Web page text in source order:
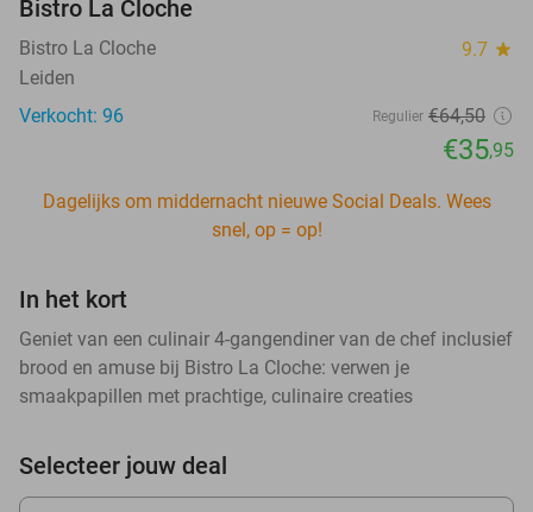
Bistro La Cloche
Bistro La Cloche 9.7 star
Leiden
Verkocht: 96
Regulier €64,50
€35,95
Dagelijks om middernacht nieuwe Social Deals. Wees
snel, op = op!
In het kort
Geniet van een culinair 4-gangendiner van de chef inclusief
brood en amuse bij Bistro La Cloche: verwen je
smaakpapillen met prachtige, culinaire creaties
Selecteer jouw deal